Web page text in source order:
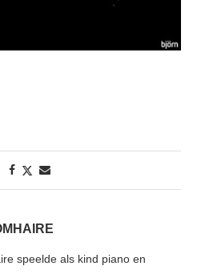
speelde als kind piano en